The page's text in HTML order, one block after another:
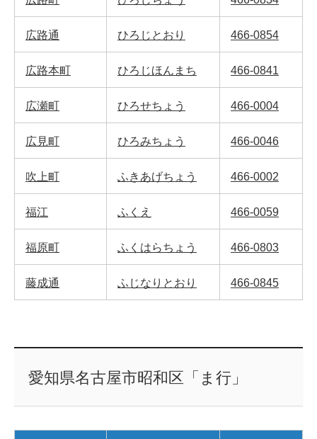
広路通 ひろじとおり 466-0854
広路本町 ひろじほんまち 466-0841
広瀬町 ひろせちょう 466-0004
広見町 ひろみちょう 466-0046
吹上町 ふきあげちょう 466-0002
福江 ふくえ 466-0059
福原町 ふくはらちょう 466-0803
藤成通 ふじなりとおり 466-0845
愛知県名古屋市昭和区「ま行」